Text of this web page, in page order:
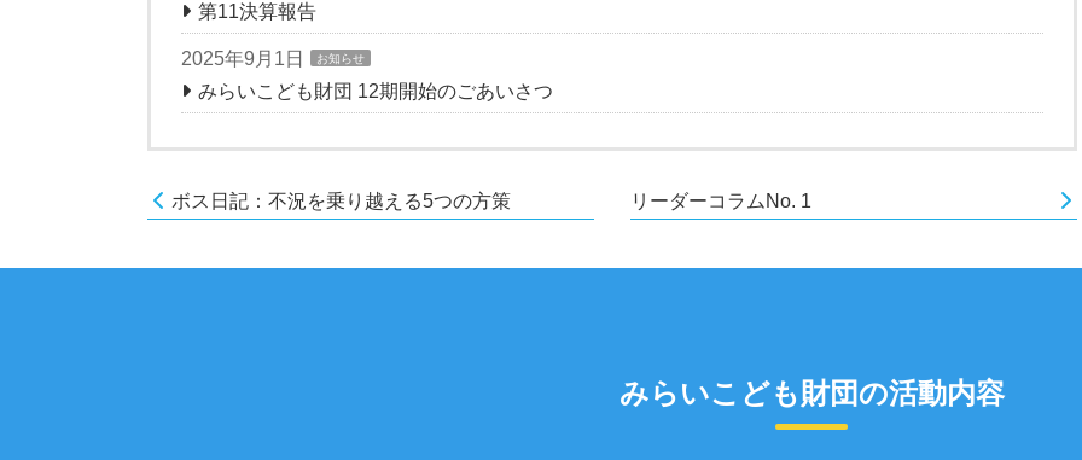
第11決算報告
2025年9月1日 お知らせ
みらいこども財団 12期開始のごあいさつ
ボス日記：不況を乗り越える5つの方策 リーダーコラムNo. 1
みらいこども財団の活動内容